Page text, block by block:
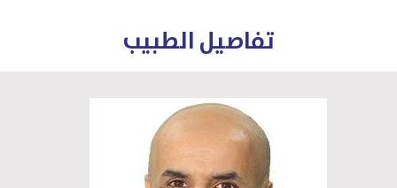
تفاصيل الطبيب